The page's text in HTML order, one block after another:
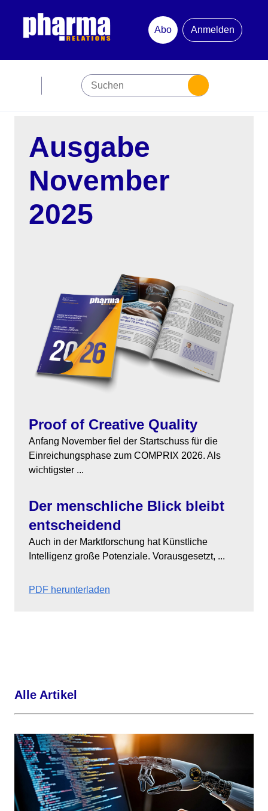
Abo
Anmelden
Premiumpartner
Jubiläum
Newsletter
Marketing
Branche
Studien
Personen
Magazin
Aktuelle Ausgabe
Ausgabenarchiv
Über uns
Kontakt
Team
Ausgabe
November
2025
Proof of Creative Quality
Anfang November fiel der Startschuss für die
Einreichungsphase zum COMPRIX 2026. Als
wichtigster ...
Der menschliche Blick bleibt
entscheidend
Auch in der Marktforschung hat Künstliche
Intelligenz große Potenziale. Vorausgesetzt, ...
PDF herunterladen
Alle Artikel